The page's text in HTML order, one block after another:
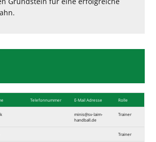
Telefon​nummer E-Mail Adresse Rolle
minis@sv-laim-
handball.de
Trainer
Trainer